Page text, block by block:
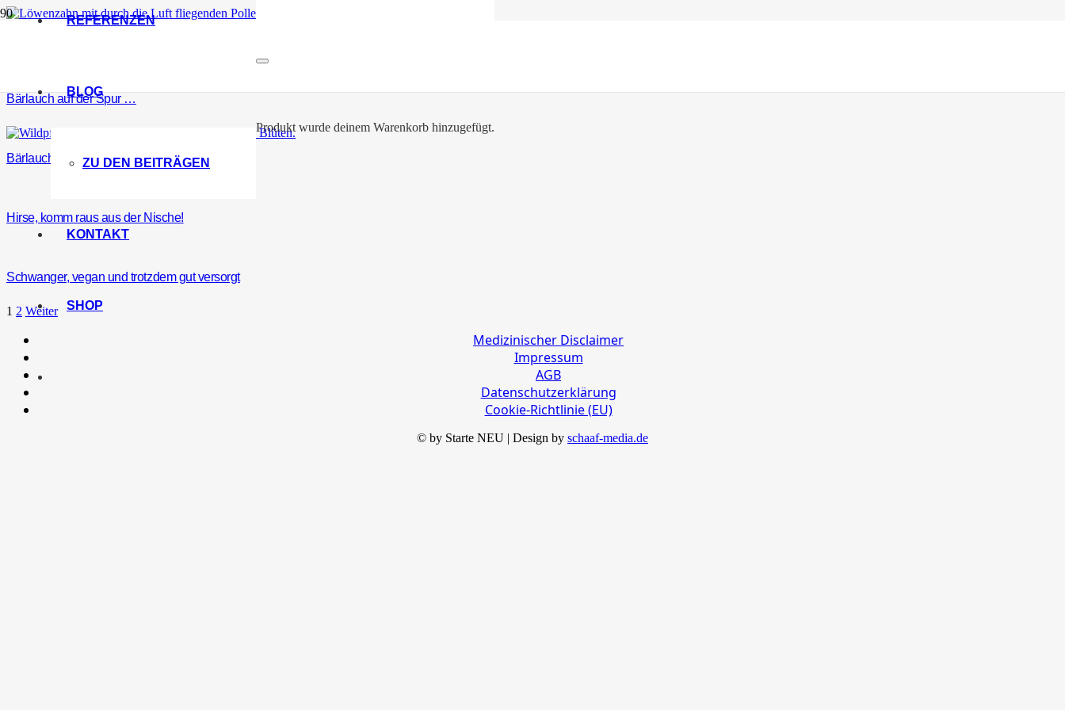
REFERENZEN
BLOG
ZU DEN BEITRÄGEN
KONTAKT
SHOP
Produkt wurde deinem Warenkorb hinzugefügt.
Bärlauch auf der Spur …
Bärlauch: Frühlingsbote mit Mehrwert
Hirse, komm raus aus der Nische!
Schwanger, vegan und trotzdem gut versorgt
1 2 Weiter
Medizinischer Disclaimer
Impressum
AGB
Datenschutzerklärung
Cookie-Richtlinie (EU)
© by Starte NEU | Design by schaaf-media.de